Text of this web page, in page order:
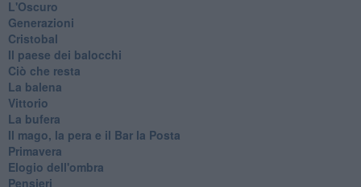
L'Oscuro
Generazioni
Cristobal
Il paese dei balocchi
Ciò che resta
La balena
Vittorio
La bufera
Il mago, la pera e il Bar la Posta
Primavera
Elogio dell'ombra
Pensieri